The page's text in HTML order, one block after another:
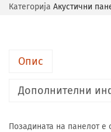
Категорија Акустични
Опис
Дополнителни
Позадината на панелот е